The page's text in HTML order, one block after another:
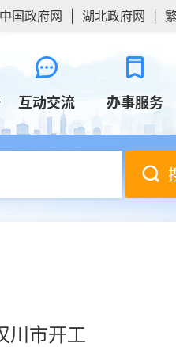
中国政府网 湖北政府网
互动交流 办事服务
川市开工